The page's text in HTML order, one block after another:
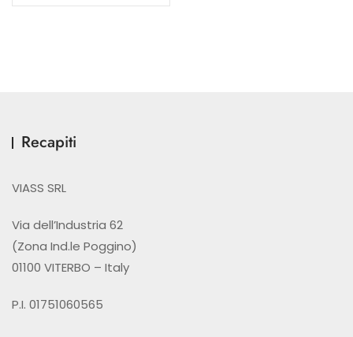
Recapiti
VIASS SRL
Via dell’Industria 62
(Zona Ind.le Poggino)
01100 VITERBO – Italy
P.I. 01751060565